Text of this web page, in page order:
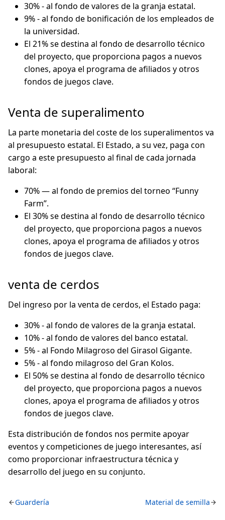
30% - al fondo de valores de la granja estatal.
9% - al fondo de bonificación de los empleados de
la universidad.
El 21% se destina al fondo de desarrollo técnico
del proyecto, que proporciona pagos a nuevos
clones, apoya el programa de afiliados y otros
fondos de juegos clave.
Venta de superalimento
La parte monetaria del coste de los superalimentos va
al presupuesto estatal. El Estado, a su vez, paga con
cargo a este presupuesto al final de cada jornada
laboral:
70% — al fondo de premios del torneo “Funny
Farm”.
El 30% se destina al fondo de desarrollo técnico
del proyecto, que proporciona pagos a nuevos
clones, apoya el programa de afiliados y otros
fondos de juegos clave.
venta de cerdos
Del ingreso por la venta de cerdos, el Estado paga:
30% - al fondo de valores de la granja estatal.
10% - al fondo de valores del banco estatal.
5% - al Fondo Milagroso del Girasol Gigante.
5% - al fondo milagroso del Gran Kolos.
El 50% se destina al fondo de desarrollo técnico
del proyecto, que proporciona pagos a nuevos
clones, apoya el programa de afiliados y otros
fondos de juegos clave.
Esta distribución de fondos nos permite apoyar
eventos y competiciones de juego interesantes, así
como proporcionar infraestructura técnica y
desarrollo del juego en su conjunto.
Guardería Material de semilla